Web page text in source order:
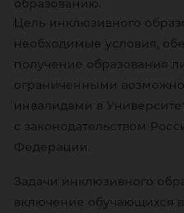
образованию.
Цель инклюзивного
необходимые условия,
получение образования
ограниченными
инвалидами в
с законодательством
Федерации.
Задачи инклюзивного
включение обучающихся в